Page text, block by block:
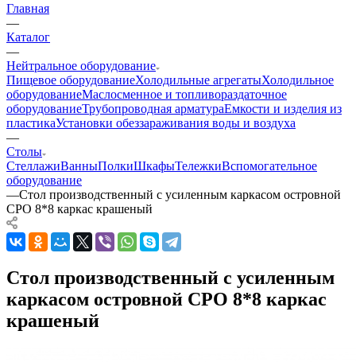
Главная
—
Каталог
—
Нейтральное оборудование
Пищевое оборудованиеХолодильные агрегатыХолодильное
оборудованиеМаслосменное и топливораздаточное
оборудованиеТрубопроводная арматураЕмкости и изделия из
пластикаУстановки обеззараживания воды и воздуха
—
Столы
СтеллажиВанныПолкиШкафыТележкиВспомогательное
оборудование
—Стол производственный с усиленным каркасом островной
СРО 8*8 каркас крашеный
Стол производственный с усиленным
каркасом островной СРО 8*8 каркас
крашеный